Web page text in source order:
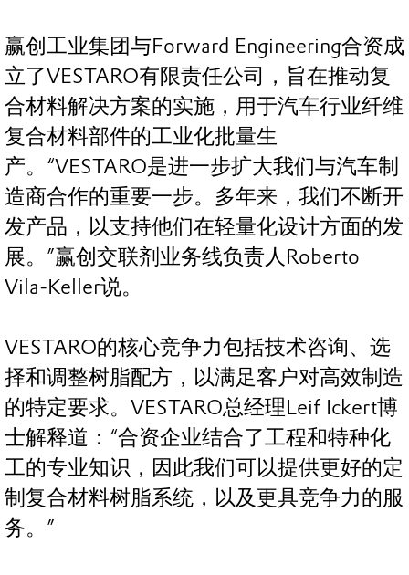
赢创工业集团与Forward Engineering合资成
立了VESTARO有限责任公司，旨在推动复
合材料解决方案的实施，用于汽车行业纤维
复合材料部件的工业化批量生
产。“VESTARO是进一步扩大我们与汽车制
造商合作的重要一步。多年来，我们不断开
发产品，以支持他们在轻量化设计方面的发
展。”赢创交联剂业务线负责人Roberto
Vila-Keller说。
VESTARO的核心竞争力包括技术咨询、选
择和调整树脂配方，以满足客户对高效制造
的特定要求。VESTARO总经理Leif Ickert博
士解释道：“合资企业结合了工程和特种化
工的专业知识，因此我们可以提供更好的定
制复合材料树脂系统，以及更具竞争力的服
务。”